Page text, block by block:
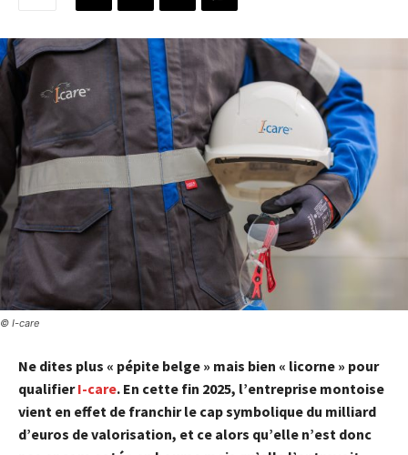
© I-care
Ne dites plus « pépite belge » mais bien « licorne » pour
qualifierI-care. En cette fin 2025, l’entreprise montoise
vient en effet de franchir le cap symbolique du milliard
d’euros de valorisation, et ce alors qu’elle n’est donc